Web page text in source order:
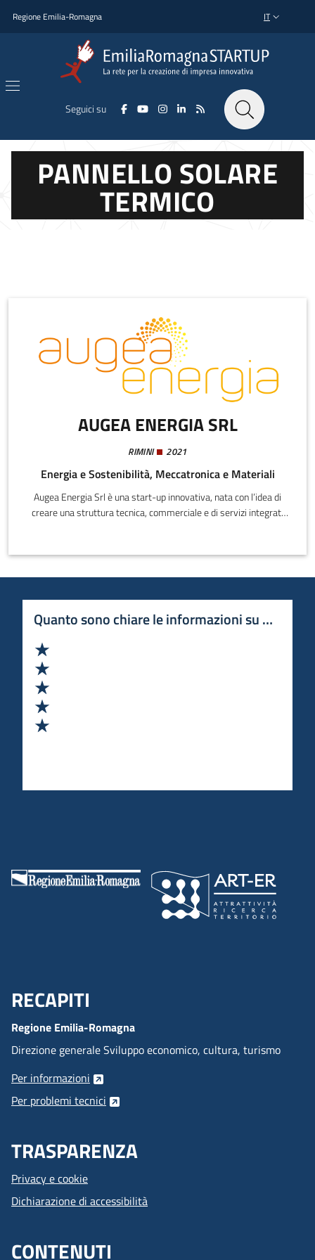
Regione Emilia-Romagna SELETTORE
IT
Seguici su
PANNELLO SOLARE
TERMICO
AUGEA ENERGIA SRL
RIMINI 2021
Energia e Sostenibilità, Meccatronica e Materiali
Augea Energia Srl è una start-up innovativa, nata con l’idea di
creare una struttura tecnica, commerciale e di servizi integrati
costante ricerca di soluzioni tecnologiche innovative e
performanti nell’ambito dell’efficientamento energetico.
Quanto sono chiare le informazioni su questa
Menu Footer
RECAPITI
Regione Emilia-Romagna
Direzione generale Sviluppo economico, cultura, turismo
Per informazioni
Per problemi tecnici
TRASPARENZA
Privacy e cookie
Dichiarazione di accessibilità
CONTENUTI